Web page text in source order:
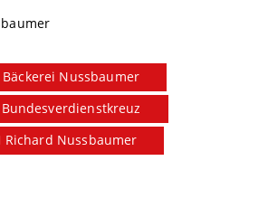
Bäckerei Nussbaumer
Bundesverdienstkreuz
Richard Nussbaumer